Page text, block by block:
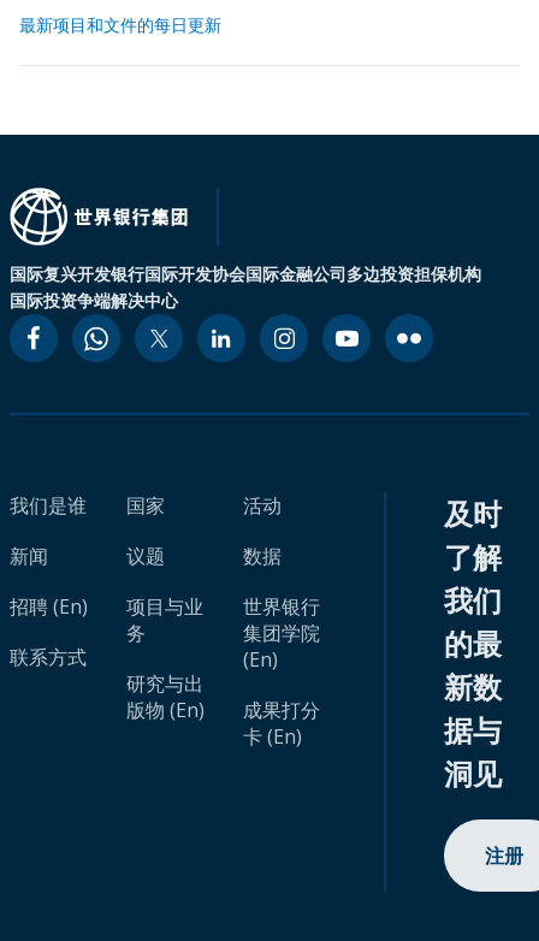
最新项目和文件的每日更新
国际复兴开发银行国际开发协会国际金融公司多边投资担保机构
国际投资争端解决中心
我们是谁
新闻
招聘 (En)
联系方式
国家
议题
项目与业
务
研究与出
版物 (En)
活动
数据
世界银行
集团学院
(En)
成果打分
卡 (En)
及时
了解
我们
的最
新数
据与
洞见
注册